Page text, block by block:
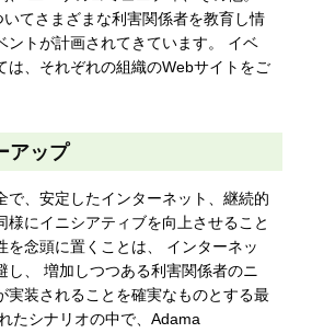
てさまざまな利害関係者を教育し情
ントが計画されてきています。 イベ
は、それぞれの組織のWebサイトをご
アップ
、安定したインターネット、継続的
様にイニシアティブを向上させること
を念頭に置くことは、 インターネッ
し、 増加しつつある利害関係者のニ
実装されることを確実なものとする最
たシナリオの中で、Adama